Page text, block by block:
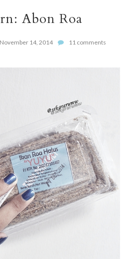
Abon Roa
14, 2014 11 comments